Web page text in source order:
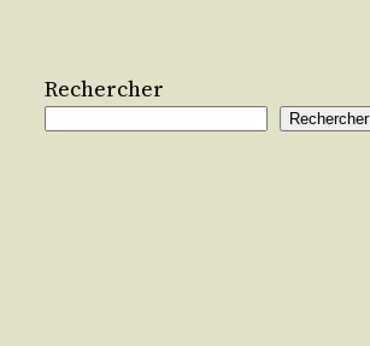
Rechercher
Rechercher